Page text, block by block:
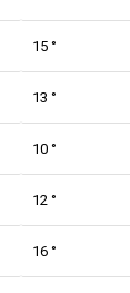
15 °
13 °
10 °
12 °
16 °